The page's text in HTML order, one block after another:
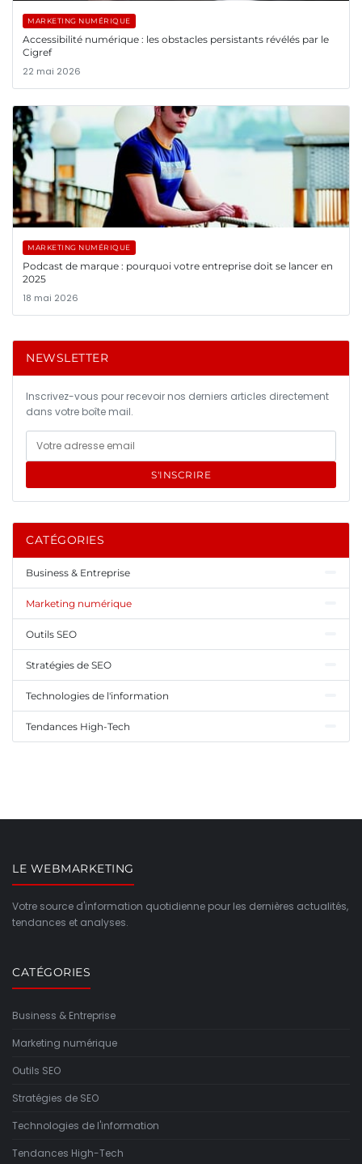
MARKETING NUMÉRIQUE
Accessibilité numérique : les obstacles persistants révélés par le
Cigref
22 mai 2026
MARKETING NUMÉRIQUE
Podcast de marque : pourquoi votre entreprise doit se lancer en
2025
18 mai 2026
NEWSLETTER
Inscrivez-vous pour recevoir nos derniers articles directement
dans votre boîte mail.
S'INSCRIRE
CATÉGORIES
Business & Entreprise
Marketing numérique
Outils SEO
Stratégies de SEO
Technologies de l'information
Tendances High-Tech
LE WEBMARKETING
Votre source d'information quotidienne pour les dernières actualités,
tendances et analyses.
CATÉGORIES
Business & Entreprise
Marketing numérique
Outils SEO
Stratégies de SEO
Technologies de l'information
Tendances High-Tech